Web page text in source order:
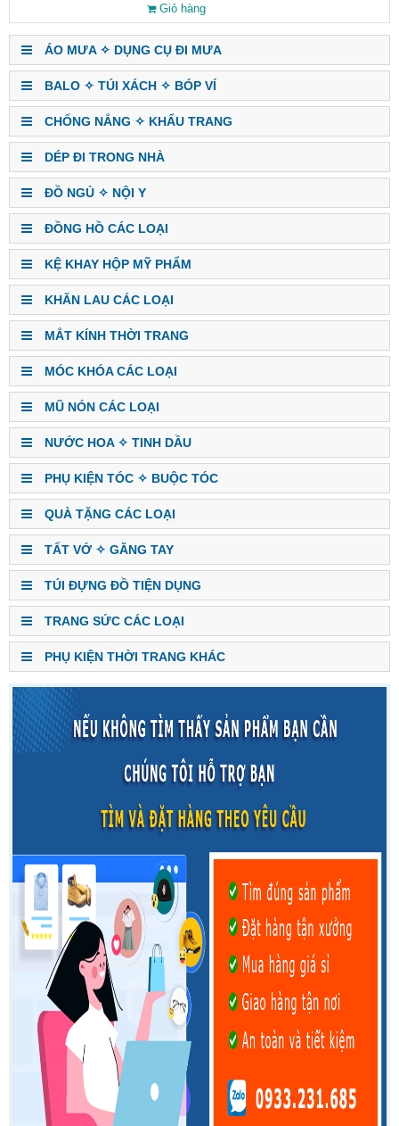
Giỏ hàng
ÁO MƯA ✧ DỤNG CỤ ĐI MƯA
BALO ✧ TÚI XÁCH ✧ BÓP VÍ
CHỐNG NẮNG ✧ KHẨU TRANG
DÉP ĐI TRONG NHÀ
ĐỒ NGỦ ✧ NỘI Y
ĐỒNG HỒ CÁC LOẠI
KỆ KHAY HỘP MỸ PHẨM
KHĂN LAU CÁC LOẠI
MẮT KÍNH THỜI TRANG
MÓC KHÓA CÁC LOẠI
MŨ NÓN CÁC LOẠI
NƯỚC HOA ✧ TINH DẦU
PHỤ KIỆN TÓC ✧ BUỘC TÓC
QUÀ TẶNG CÁC LOẠI
TẤT VỚ ✧ GĂNG TAY
TÚI ĐỰNG ĐỒ TIỆN DỤNG
TRANG SỨC CÁC LOẠI
PHỤ KIỆN THỜI TRANG KHÁC